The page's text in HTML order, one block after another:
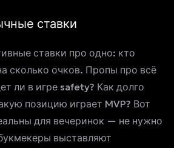
ставки
ставки про одно: кто
сколько очков. Пропы про всё
ли в игре safety? Как долго
позицию играет MVP? Вот
для вечеринок — не нужно
выставляют